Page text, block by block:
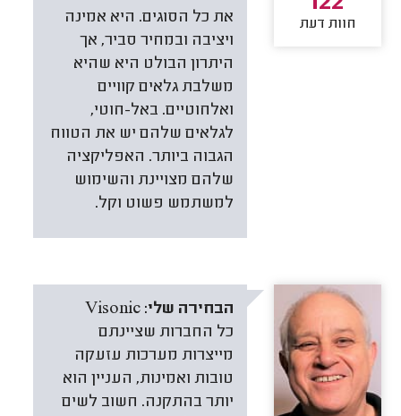
את כל הסוגים. היא אמינה
ויציבה ובמחיר סביר, אך
היתרון הבולט היא שהיא
משלבת גלאים קוויים
ואלחוטיים. באל-חוטי,
לגלאים שלהם יש את הטווח
הגבוה ביותר. האפליקציה
שלהם מצויינת והשימוש
למשתמש פשוט וקל.
חוות דעת
הבחירה שלי: Visonic
כל החברות שציינתם
מייצרות מערכות עזעקה
טובות ואמינות, העניין הוא
יותר בהתקנה. חשוב לשים